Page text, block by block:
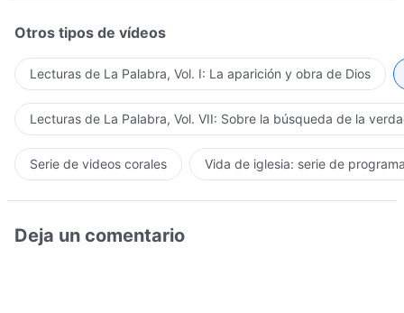
Otros tipos de vídeos
Lecturas de La Palabra, Vol. I: La aparición y obra de Dios
Lecturas de La Palabra, Vol. VII: Sobre la búsqueda de la
Serie de videos corales Vida de iglesia: serie de
Deja un comentario